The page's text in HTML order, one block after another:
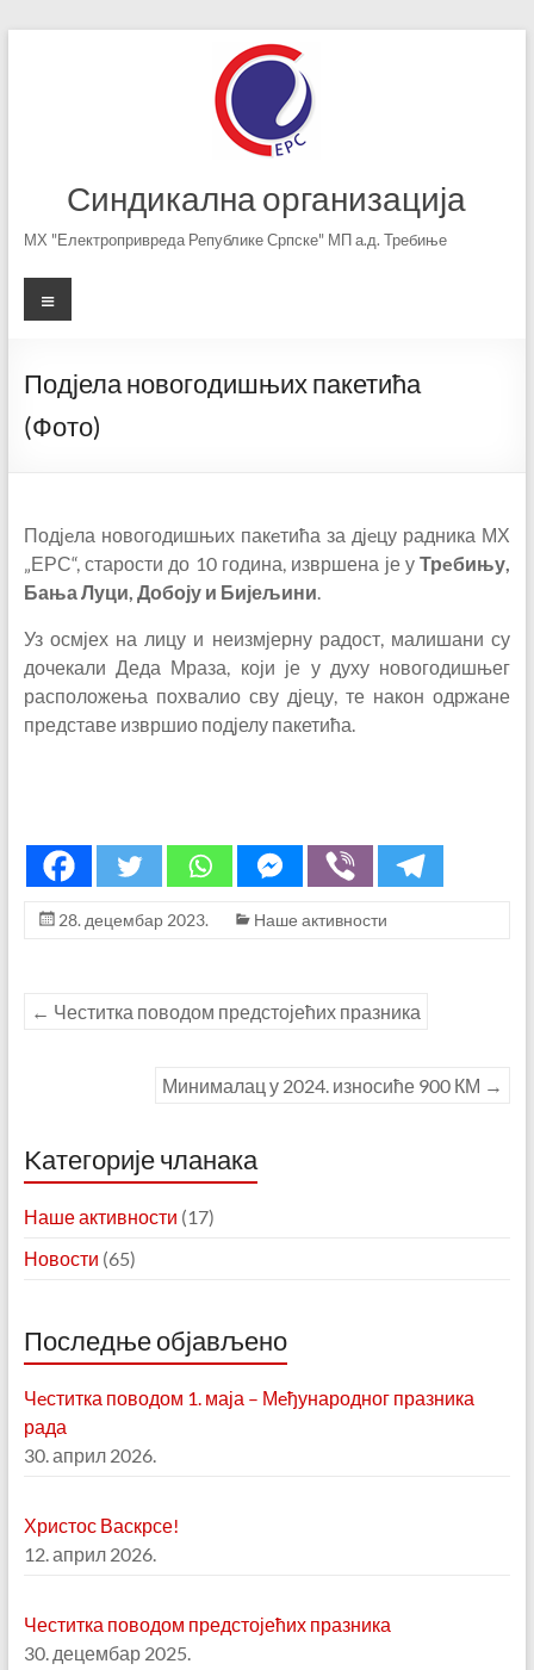
Синдикална организација
МХ "Електропривреда Републике Српске" МП а.д. Требиње
Menu
Подјела новогодишњих пакетића
(Фото)
Подјeла новогодишњих пакeтића за дјeцу радника МХ
„ЕРС“, старости до 10 година, извршена је уТрeбињу,
Бања Луци, Добоју и Бијељини.
Уз осмјех на лицу и неизмјерну радост, малишани су
дочекали Деда Мраза, који је у духу новогодишњег
расположења похвалио сву дјецу, те након одржане
представе извршио подјелу пакетића.
28. децембар 2023. Наше активности
← Честитка поводом предстојећих празника
Минималац у 2024. износиће 900 КМ →
Kатегорије чланака
Наше активности (17)
Новости (65)
Последње објављено
Чeститка поводом 1. маја – Мeђународног празника
рада
30. април 2026.
Христос Васкрсе!
12. април 2026.
Честитка поводом предстојећих празника
30. децембар 2025.